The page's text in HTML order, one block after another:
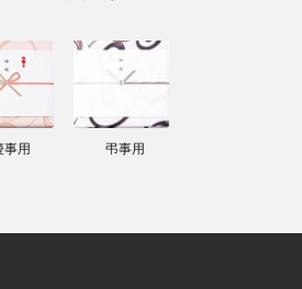
事用 弔事用